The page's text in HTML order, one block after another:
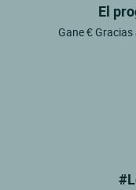
El
Gane €